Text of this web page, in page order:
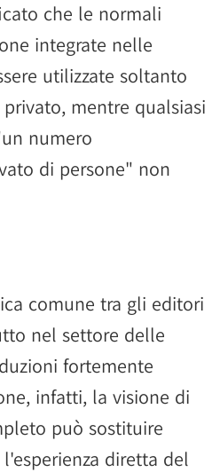
che le normali
integrate nelle
utilizzate soltanto
mentre qualsiasi
numero
di persone" non
comune tra gli editori
nel settore delle
fortemente
infatti, la visione di
può sostituire
diretta del